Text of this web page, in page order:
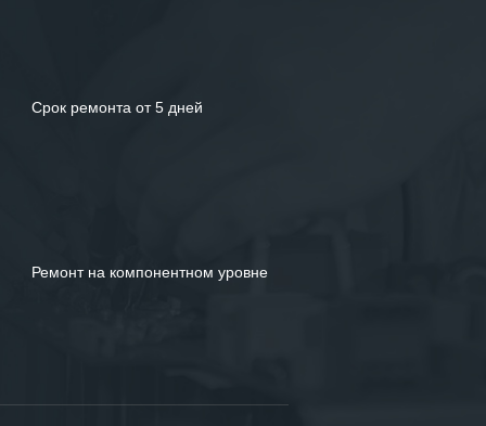
Срок ремонта от 5 дней
Ремонт на компонентном уровне